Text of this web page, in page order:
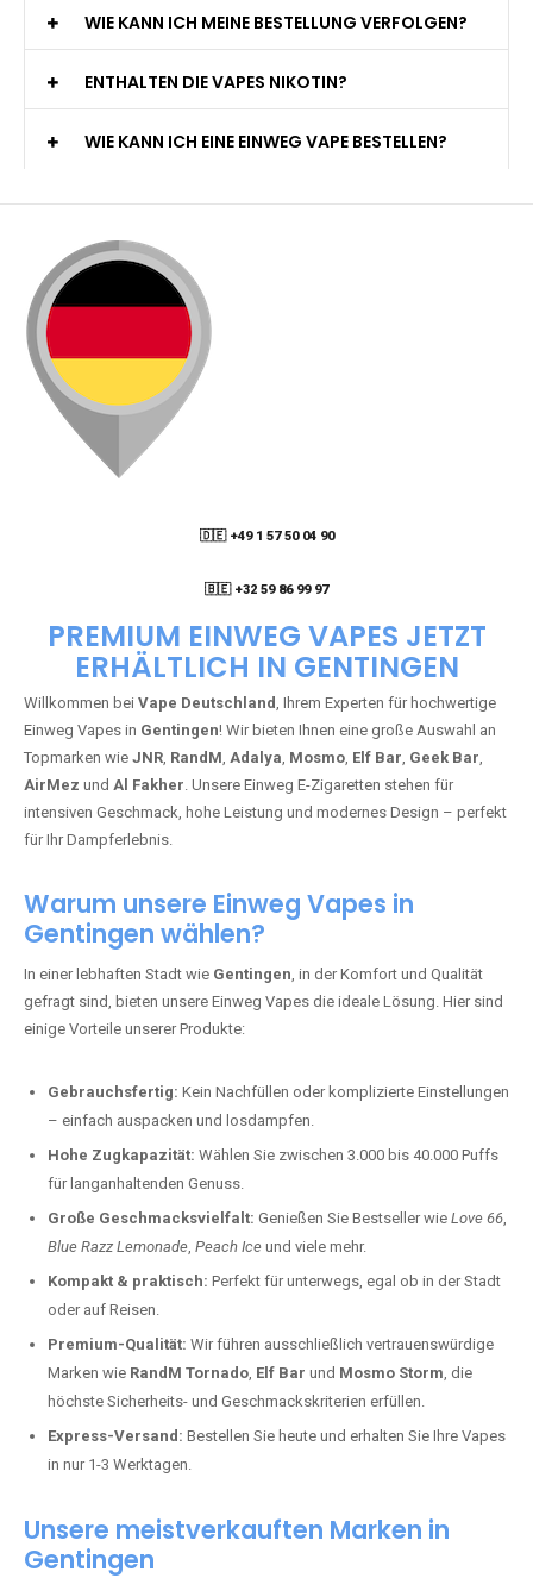
WIE KANN ICH MEINE BESTELLUNG VERFOLGEN?
ENTHALTEN DIE VAPES NIKOTIN?
WIE KANN ICH EINE EINWEG VAPE BESTELLEN?
🇩🇪 +49 1 57 50 04 90
🇧🇪 +32 59 86 99 97
PREMIUM EINWEG VAPES JETZT
ERHÄLTLICH IN GENTINGEN
Willkommen bei Vape Deutschland, Ihrem Experten für hochwertige
Einweg Vapes in Gentingen! Wir bieten Ihnen eine große Auswahl an
Topmarken wie JNR, RandM, Adalya, Mosmo, Elf Bar, Geek Bar,
AirMez und Al Fakher. Unsere Einweg E-Zigaretten stehen für
intensiven Geschmack, hohe Leistung und modernes Design – perfekt
für Ihr Dampferlebnis.
Warum unsere Einweg Vapes in
Gentingen wählen?
In einer lebhaften Stadt wie Gentingen, in der Komfort und Qualität
gefragt sind, bieten unsere Einweg Vapes die ideale Lösung. Hier sind
einige Vorteile unserer Produkte:
Gebrauchsfertig: Kein Nachfüllen oder komplizierte Einstellungen
– einfach auspacken und losdampfen.
Hohe Zugkapazität: Wählen Sie zwischen 3.000 bis 40.000 Puffs
für langanhaltenden Genuss.
Große Geschmacksvielfalt: Genießen Sie Bestseller wie Love 66,
Blue Razz Lemonade, Peach Ice und viele mehr.
Kompakt & praktisch: Perfekt für unterwegs, egal ob in der Stadt
oder auf Reisen.
Premium-Qualität: Wir führen ausschließlich vertrauenswürdige
Marken wie RandM Tornado, Elf Bar und Mosmo Storm, die
höchste Sicherheits- und Geschmackskriterien erfüllen.
Express-Versand: Bestellen Sie heute und erhalten Sie Ihre Vapes
in nur 1-3 Werktagen.
Unsere meistverkauften Marken in
Gentingen